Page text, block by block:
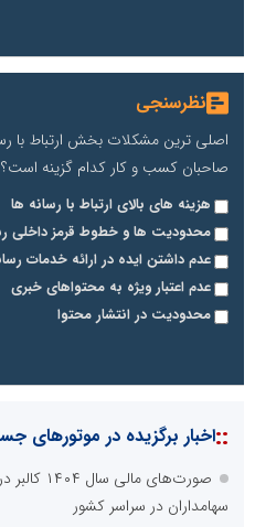
نظرسنجی
اصلی ترین مشکلات بخش ارتباط با
صاحبان کسب و کار کدام گزینه است؟
هزینه های بالای ارتباط با رسانه ها
محدودیت ها و خطوط قرمز داخلی
عدم داشتن ایده در ارائه خدمات
عدم اعتبار ویژه به محتواهای خبری
محدودیت در انتشار محتوا
::اخبار برگزیده در موتورهای
صورت‌های
سهامداران در سراسر کشور